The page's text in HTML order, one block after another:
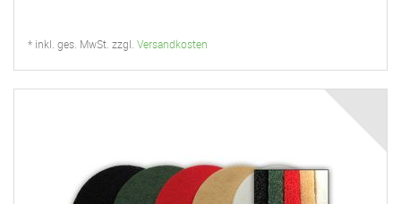
* inkl. ges. MwSt. zzgl. Versandkosten